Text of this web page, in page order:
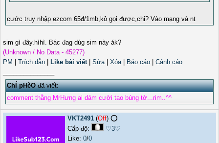
cước truy nhập ezcom 65đ/1mb,kô gọi được,chi? Vào mạng và nt
sim gì đây.hìhì. Bác đag dùg sim này ák?
(Unknown / No Data - 45277)
PM
Trích dẫn Like bài viết| Sửa| Xóa| Báo cáo
Cảnh cáo
ChÍ pHèOđã viết:
comment thằng MrHưng ai dám cười tao búng tờ...rim..^^
VKT2491 (Off) ⭕️
Cấp độ:
♡3♡
Like: 0/0